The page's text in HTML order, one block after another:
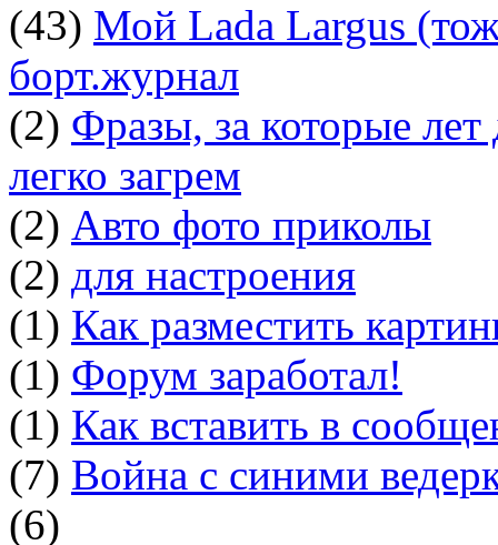
(43) Мой Lada Largus
борт.журнал
(2) Фразы, за которые
легко загрем
(2) Авто фото приколы
(2) для настроения
(1) Как разместить
(1) Форум заработал!
(1) Как вставить в
(7) Война с синими
(6)